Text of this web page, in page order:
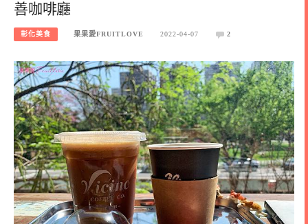
善咖啡廳
彰化美食 果果愛FRUITLOVE 2022-04-07 2